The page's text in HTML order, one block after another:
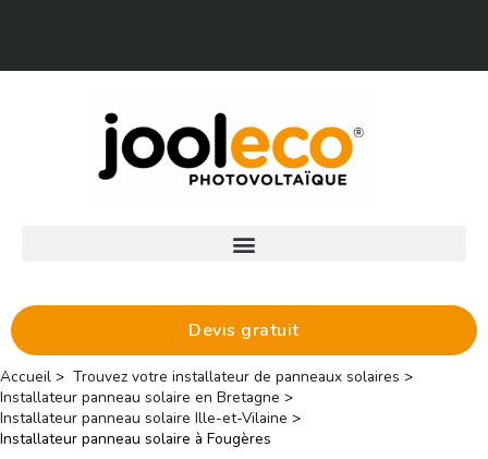
Devis gratuit
Accueil
Trouvez votre installateur de panneaux solaires
Installateur panneau solaire en Bretagne
Installateur panneau solaire Ille-et-Vilaine
Installateur panneau solaire à Fougères